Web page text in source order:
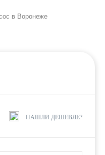
в Воронеже
НАШЛИ ДЕШЕВЛЕ?